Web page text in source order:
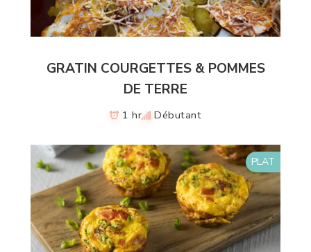
GRATIN COURGETTES & POMMES
DE TERRE
1 hr Débutant
PLAT